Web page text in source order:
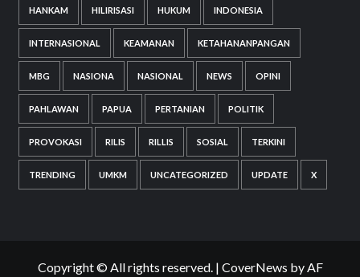
HANKAM HILIRISASI HUKUM INDONESIA
INTERNASIONAL KEAMANAN KETAHANANPANGAN
MBG NASIONA NASIONAL NEWS OPINI
PAHLAWAN PAPUA PERTANIAN POLITIK
PROVOKASI RILIS RILLIS SOSIAL TERKINI
TRENDING UMKM UNCATEGORIZED UPDATE X
Copyright © All rights reserved. | CoverNews by AF